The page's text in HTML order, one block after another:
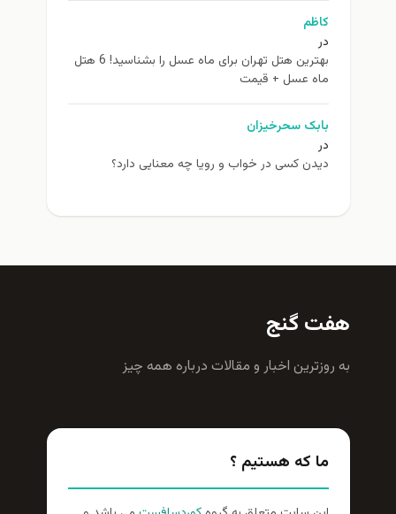
کاظم
در
بهترین هتل تهران برای ماه عسل را بشناسید! 6 هتل
ماه عسل + قیمت
بابک سحرخیزان
در
دیدن کسی در خواب و رویا چه معنایی دارد؟
هفت گنج
به روزترين اخبار و مقالات درباره همه چيز
ما که هستیم ؟